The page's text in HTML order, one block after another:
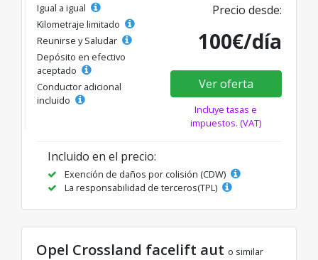
Igual a igual
Kilometraje limitado
Reunirse y Saludar
Depósito en efectivo
aceptado
Conductor adicional
incluido
Precio desde:
100€/día
Ver oferta
Incluye tasas e
impuestos. (VAT)
Incluido en el precio:
Exención de daños por colisión (CDW)
La responsabilidad de terceros(TPL)
Opel Crossland facelift aut o similar